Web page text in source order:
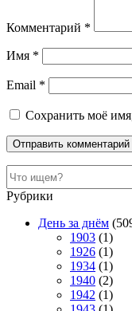
Комментарий *
Имя *
Email *
Сохранить моё
Поиск
Рубрики
День за днём
1903 (1)
1926 (1)
1934 (1)
1940 (2)
1942 (1)